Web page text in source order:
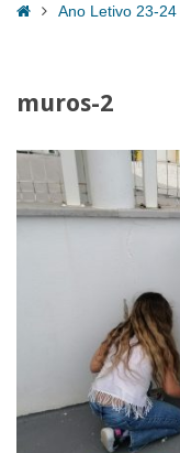
HomeAno Letivo 23-24
muros-2